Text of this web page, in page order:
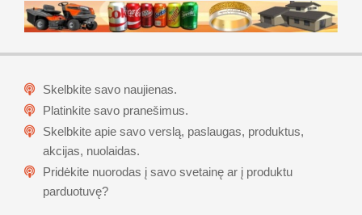
Skelbkite savo naujienas.
Platinkite savo pranešimus.
Skelbkite apie savo verslą, paslaugas, produktus,
akcijas, nuolaidas.
Pridėkite nuorodas į savo svetainę ar į produktu
parduotuvę?